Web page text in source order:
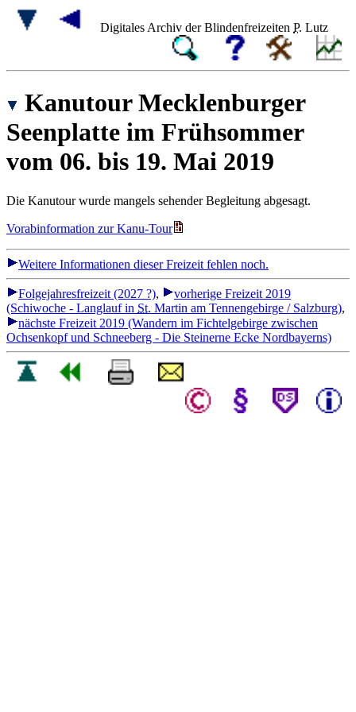
Digitales Archiv der BlindenfreizeitenP. Lutz
Kanutour Mecklenburger
Seenplatte im Frühsommer
vom 06. bis 19. Mai 2019
Die Kanutour wurde mangels sehender Begleitung abgesagt.
Vorabinformation zur Kanu-Tour
Weitere Informationen dieser Freizeit fehlen noch.
Folgejahresfreizeit (2027 ?),
vorherige Freizeit 2019
(Schiwoche - Langlauf in St. Martin am Tennengebirge / Salzburg),
nächste Freizeit 2019 (Wandern im Fichtelgebirge zwischen
Ochsenkopf und Schneeberg - Die Steinerne Ecke Nordbayerns)